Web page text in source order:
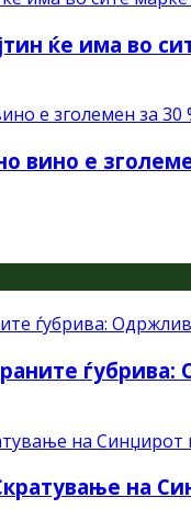
ќе има во
вино е
на